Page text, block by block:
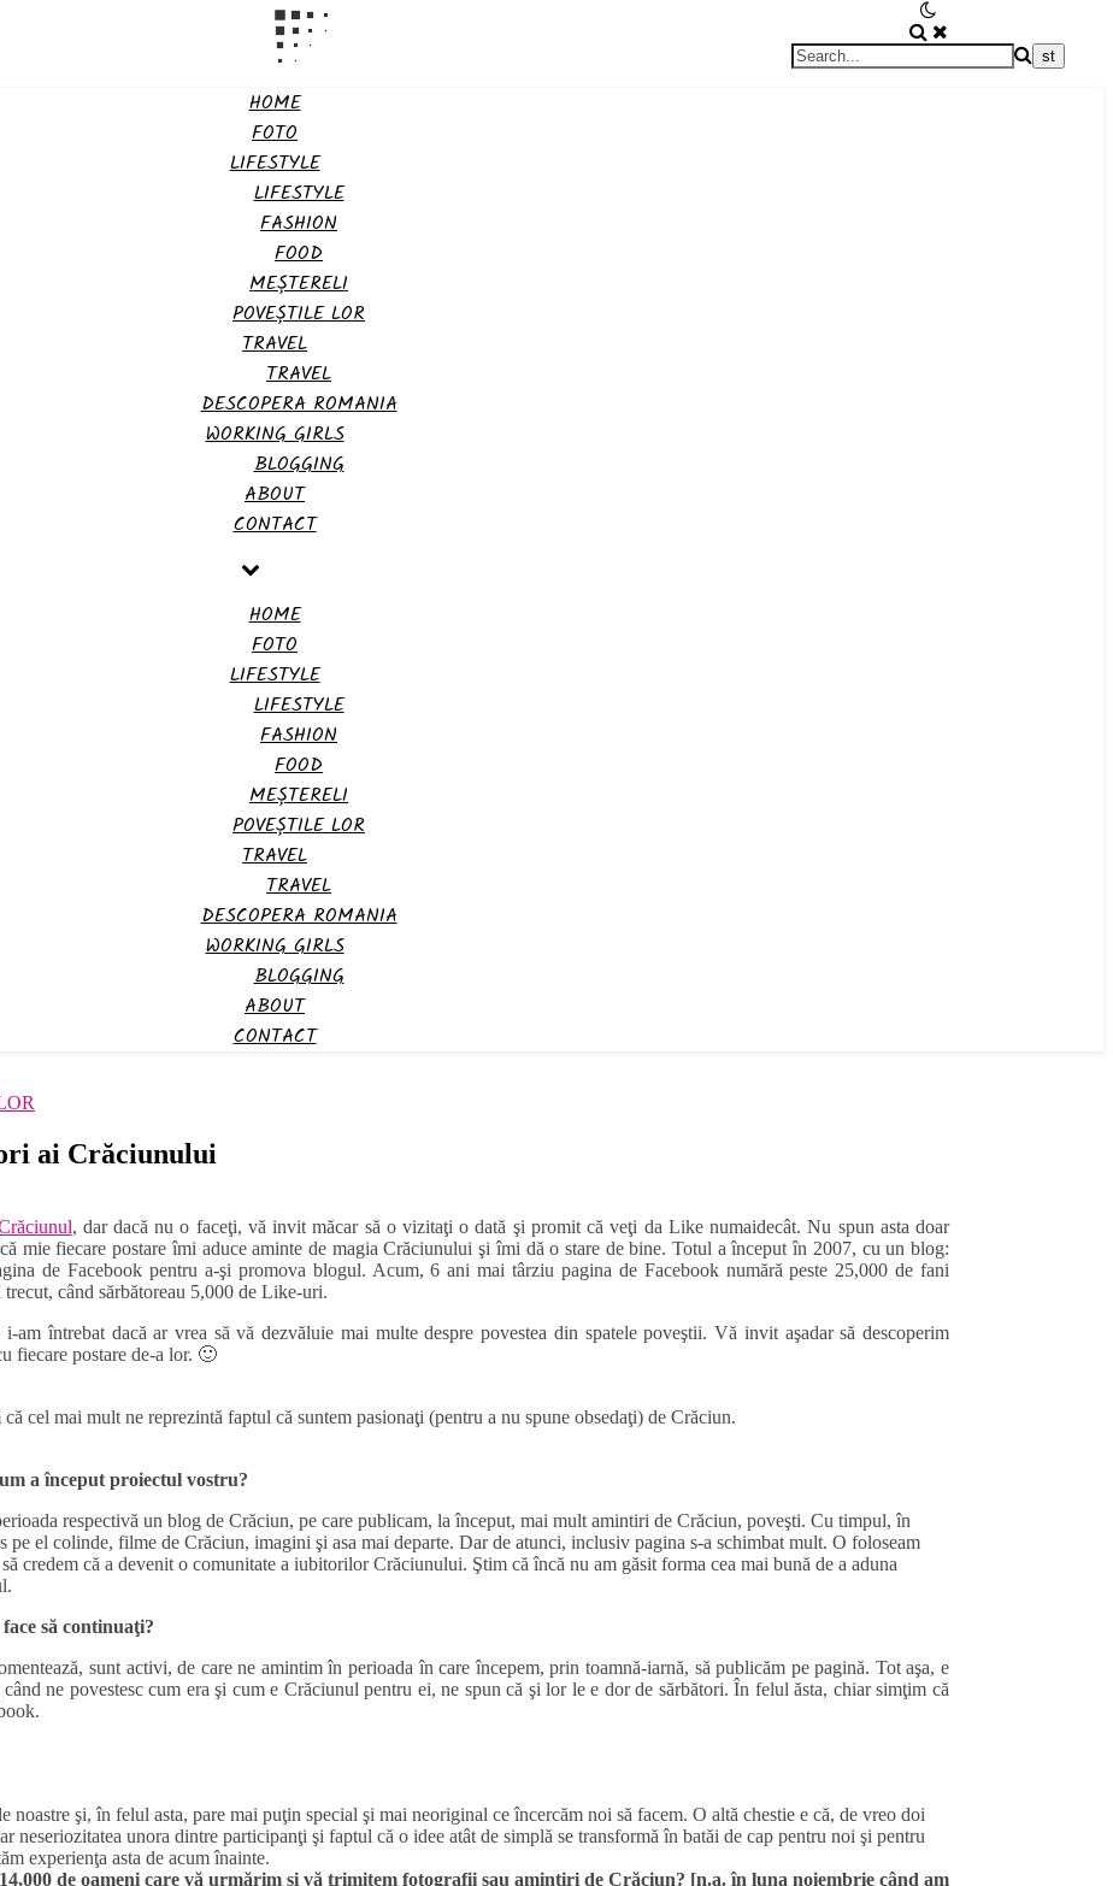
HOME
FOTO
LIFESTYLE
LIFESTYLE
FASHION
FOOD
MEȘTERELI
POVEȘTILE LOR
TRAVEL
TRAVEL
DESCOPERA ROMANIA
WORKING GIRLS
BLOGGING
ABOUT
CONTACT
HOME
FOTO
LIFESTYLE
LIFESTYLE
FASHION
FOOD
MEȘTERELI
POVEȘTILE LOR
TRAVEL
TRAVEL
DESCOPERA ROMANIA
WORKING GIRLS
BLOGGING
ABOUT
CONTACT
ai Crăciunului
, dar dacă nu o faceţi, vă invit măcar să o vizitaţi o dată şi promit că veţi da Like numaidecât. Nu spun asta doar
mie fiecare postare îmi aduce aminte de magia Crăciunului şi îmi dă o stare de bine. Totul a început în 2007, cu un blog:
de Facebook pentru a-şi promova blogul. Acum, 6 ani mai târziu pagina de Facebook numără peste 25,000 de fani
când sărbătoreau 5,000 de Like-uri.
întrebat dacă ar vrea să vă dezvăluie mai multe despre povestea din spatele poveştii. Vă invit aşadar să descoperim
fiecare postare de-a lor. 🙂
cel mai mult ne reprezintă faptul că suntem pasionaţi (pentru a nu spune obsedaţi) de Crăciun.
a început proiectul vostru?
respectivă un blog de Crăciun, pe care publicam, la început, mai mult amintiri de Crăciun, poveşti. Cu timpul, în
el colinde, filme de Crăciun, imagini şi asa mai departe. Dar de atunci, inclusiv pagina s-a schimbat mult. O foloseam
credem că a devenit o comunitate a iubitorilor Crăciunului. Ştim că încă nu am găsit forma cea mai bună de a aduna
să continuaţi?
sunt activi, de care ne amintim în perioada în care începem, prin toamnă-iarnă, să publicăm pe pagină. Tot aşa, e
ne povestesc cum era şi cum e Crăciunul pentru ei, ne spun că şi lor le e dor de sărbători. În felul ăsta, chiar simţim că
şi, în felul asta, pare mai puţin special şi mai neoriginal ce încercăm noi să facem. O altă chestie e că, de vreo doi
neseriozitatea unora dintre participanţi şi faptul că o idee atât de simplă se transformă în batăi de cap pentru noi şi pentru
experienţa asta de acum înainte.
de oameni care vă urmărim şi vă trimitem fotografii sau amintiri de Crăciun? [n.a. în luna noiembrie când am